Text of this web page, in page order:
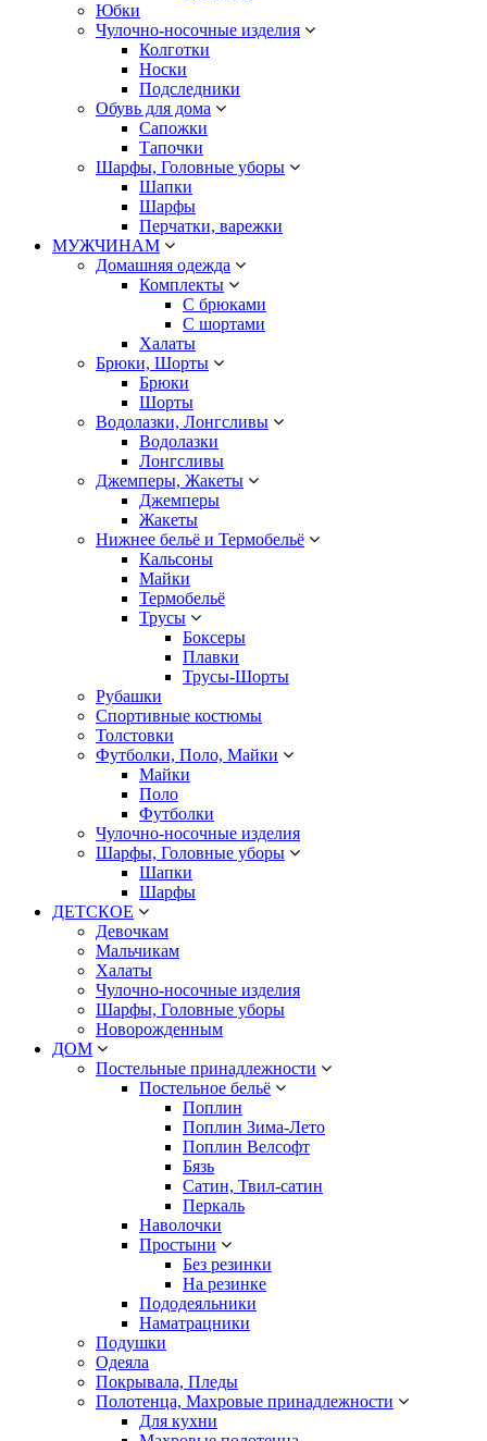
Юбки
Чулочно-носочные изделия
Колготки
Носки
Подследники
Обувь для дома
Сапожки
Тапочки
Шарфы, Головные уборы
Шапки
Шарфы
Перчатки, варежки
МУЖЧИНАМ
Домашняя одежда
Комплекты
С брюками
С шортами
Халаты
Брюки, Шорты
Брюки
Шорты
Водолазки, Лонгсливы
Водолазки
Лонгсливы
Джемперы, Жакеты
Джемперы
Жакеты
Нижнее бельё и Термобельё
Кальсоны
Майки
Термобельё
Трусы
Боксеры
Плавки
Трусы-Шорты
Рубашки
Спортивные костюмы
Толстовки
Футболки, Поло, Майки
Майки
Поло
Футболки
Чулочно-носочные изделия
Шарфы, Головные уборы
Шапки
Шарфы
ДЕТСКОЕ
Девочкам
Мальчикам
Халаты
Чулочно-носочные изделия
Шарфы, Головные уборы
Новорожденным
ДОМ
Постельные принадлежности
Постельное бельё
Поплин
Поплин Зима-Лето
Поплин Велсофт
Бязь
Сатин, Твил-сатин
Перкаль
Наволочки
Простыни
Без резинки
На резинке
Пододеяльники
Наматрацники
Подушки
Одеяла
Покрывала, Пледы
Полотенца, Махровые принадлежности
Для кухни